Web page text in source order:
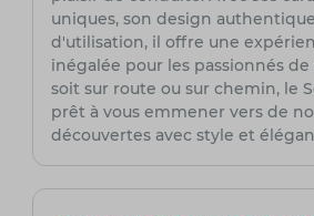
uniques, son design
d'utilisation, il offre une
inégalée pour les passionnés
soit sur route ou sur chemin, le
prêt à vous emmener vers de
découvertes avec style et